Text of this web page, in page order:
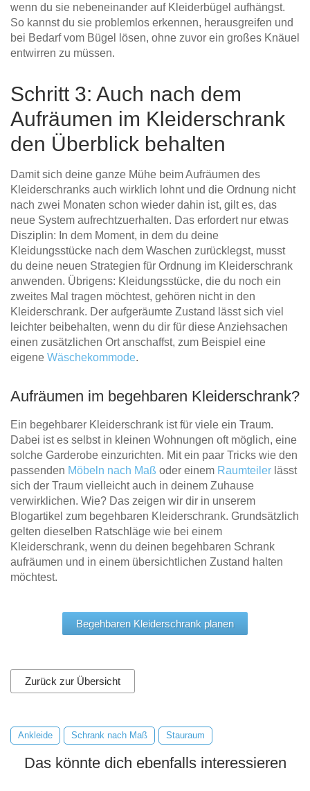
wenn du sie nebeneinander auf Kleiderbügel aufhängst.
So kannst du sie problemlos erkennen, herausgreifen und
bei Bedarf vom Bügel lösen, ohne zuvor ein großes Knäuel
entwirren zu müssen.
Schritt 3: Auch nach dem
Aufräumen im Kleiderschrank
den Überblick behalten
Damit sich deine ganze Mühe beim Aufräumen des
Kleiderschranks auch wirklich lohnt und die Ordnung nicht
nach zwei Monaten schon wieder dahin ist, gilt es, das
neue System aufrechtzuerhalten. Das erfordert nur etwas
Disziplin: In dem Moment, in dem du deine
Kleidungsstücke nach dem Waschen zurücklegst, musst
du deine neuen Strategien für Ordnung im Kleiderschrank
anwenden. Übrigens: Kleidungsstücke, die du noch ein
zweites Mal tragen möchtest, gehören nicht in den
Kleiderschrank. Der aufgeräumte Zustand lässt sich viel
leichter beibehalten, wenn du dir für diese Anziehsachen
einen zusätzlichen Ort anschaffst, zum Beispiel eine
eigene Wäschekommode.
Aufräumen im begehbaren Kleiderschrank?
Ein begehbarer Kleiderschrank ist für viele ein Traum.
Dabei ist es selbst in kleinen Wohnungen oft möglich, eine
solche Garderobe einzurichten. Mit ein paar Tricks wie den
passenden Möbeln nach Maß oder einem Raumteiler lässt
sich der Traum vielleicht auch in deinem Zuhause
verwirklichen. Wie? Das zeigen wir dir in unserem
Blogartikel zum begehbaren Kleiderschrank. Grundsätzlich
gelten dieselben Ratschläge wie bei einem
Kleiderschrank, wenn du deinen begehbaren Schrank
aufräumen und in einem übersichtlichen Zustand halten
möchtest.
Begehbaren Kleiderschrank planen
Zurück zur Übersicht
Ankleide Schrank nach Maß Stauraum
Das könnte dich ebenfalls interessieren